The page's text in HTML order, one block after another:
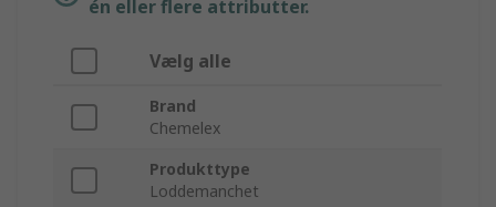
én eller flere attributter.
Vælg alle
Brand
Chemelex
Produkttype
Loddemanchet